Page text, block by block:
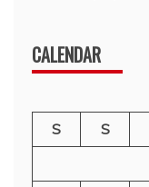
CALENDAR
S
S